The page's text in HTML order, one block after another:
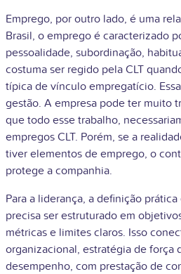
Emprego, por outro lado, é uma
Brasil, o emprego é caracterizado
pessoalidade, subordinação,
costuma ser regido pela CLT
típica de vínculo empregatício.
gestão. A empresa pode ter muito
que todo esse trabalho,
empregos CLT. Porém, se a
tiver elementos de emprego, o
protege a companhia.
Para a liderança, a definição
precisa ser estruturado em
métricas e limites claros. Isso
organizacional, estratégia de força
desempenho, com prestação de